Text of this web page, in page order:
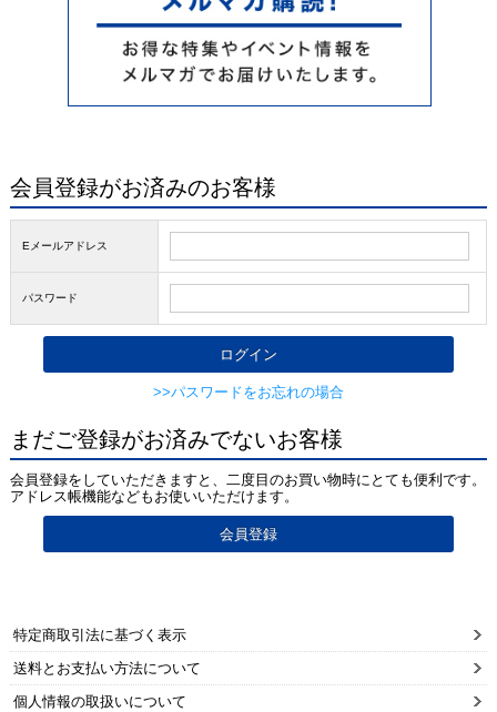
会員登録がお済みのお客様
Eメールアドレス
パスワード
>>パスワードをお忘れの場合
まだご登録がお済みでないお客様
会員登録をしていただきますと、二度目のお買い物時にとても便利です。
アドレス帳機能などもお使いいただけます。
特定商取引法に基づく表示
送料とお支払い方法について
個人情報の取扱いについて